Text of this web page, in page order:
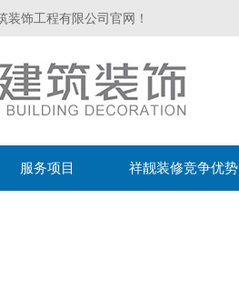
饰工程有限公司官网！
服务项目 祥靓装修竞争优势